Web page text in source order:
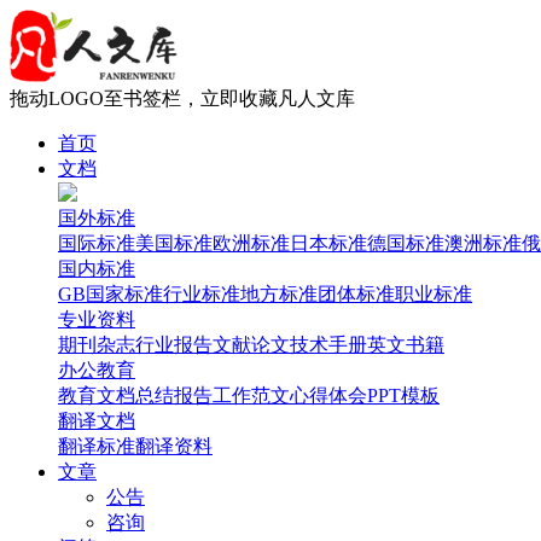
拖动LOGO至书签栏，立即收藏凡人文库
首页
文档
国外标准
国际标准美国标准欧洲标准日本标准德国标准澳洲标准
国内标准
GB国家标准行业标准地方标准团体标准职业标准
专业资料
期刊杂志行业报告文献论文技术手册英文书籍
办公教育
教育文档总结报告工作范文心得体会PPT模板
翻译文档
翻译标准翻译资料
文章
公告
咨询